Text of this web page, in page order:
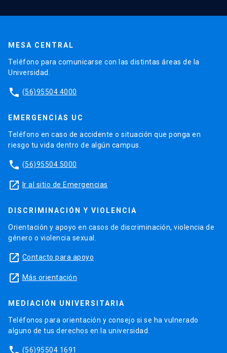
MESA CENTRAL
Teléfono para comunicarse con las distintas áreas de la
Universidad.
phone (56)95504 4000
EMERGENCIAS UC
Teléfono en caso de accidente o situación que ponga en
riesgo tu vida dentro de algún campus.
phone (56)95504 5000
launch Ir al sitio de Emergencias
DISCRIMINACIÓN Y VIOLENCIA
Orientación y apoyo en casos de discriminación, violencia de
género o violencia sexual.
launch Contacto para apoyo
launch Más orientación
MEDIACIÓN UNIVERSITARIA
Teléfonos para orientación y consejo si se ha vulnerado
alguno de tus derechos en la universidad.
(56)95504 1691